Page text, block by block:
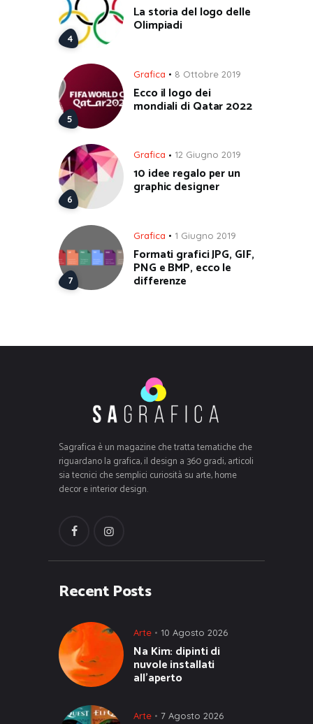
La storia del logo delle
Olimpiadi
Grafica 8 Ottobre 2019
Ecco il logo dei
mondiali di Qatar 2022
Grafica 12 Giugno 2019
10 idee regalo per un
graphic designer
Grafica 1 Giugno 2019
Formati grafici JPG, GIF,
PNG e BMP, ecco le
differenze
Sagrafica è un magazine che tratta tematiche che
riguardano la grafica, il design a 360 gradi, articoli
sia tecnici che semplici curiosità su arte, home
decor e interior design.
Recent Posts
Arte 10 Agosto 2026
Na Kim: dipinti di
nuvole installati
all’aperto
Arte 7 Agosto 2026